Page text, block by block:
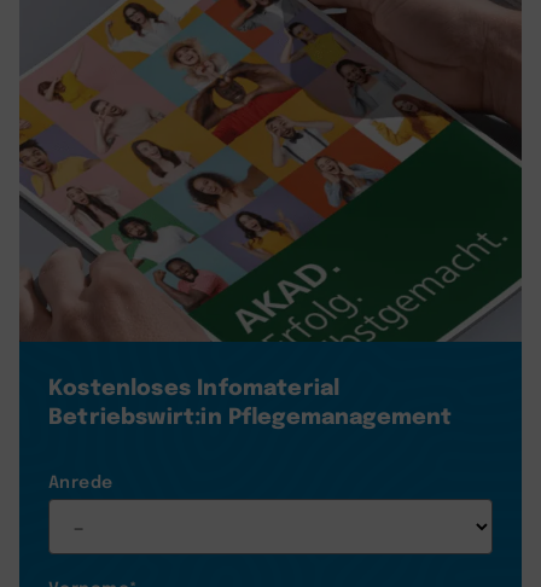
Kostenloses Infomaterial
Betriebswirt:in Pflegemanagement
Anrede